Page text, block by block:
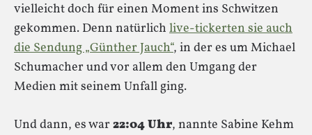
vielleicht doch für einen Moment ins Schwitzen
gekommen. Denn natürlich live-tickerten sie auch
die Sendung „Günther Jauch“, in der es um Michael
Schumacher und vor allem den Umgang der
Medien mit seinem Unfall ging.
Und dann, es war 22:04 Uhr, nannte Sabine Kehm